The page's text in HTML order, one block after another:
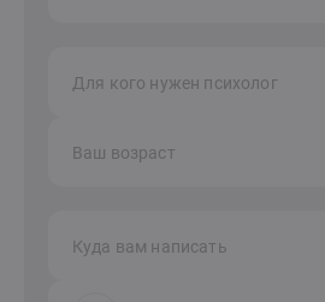
Для кого нужен психолог
Ваш возраст
Куда вам написать